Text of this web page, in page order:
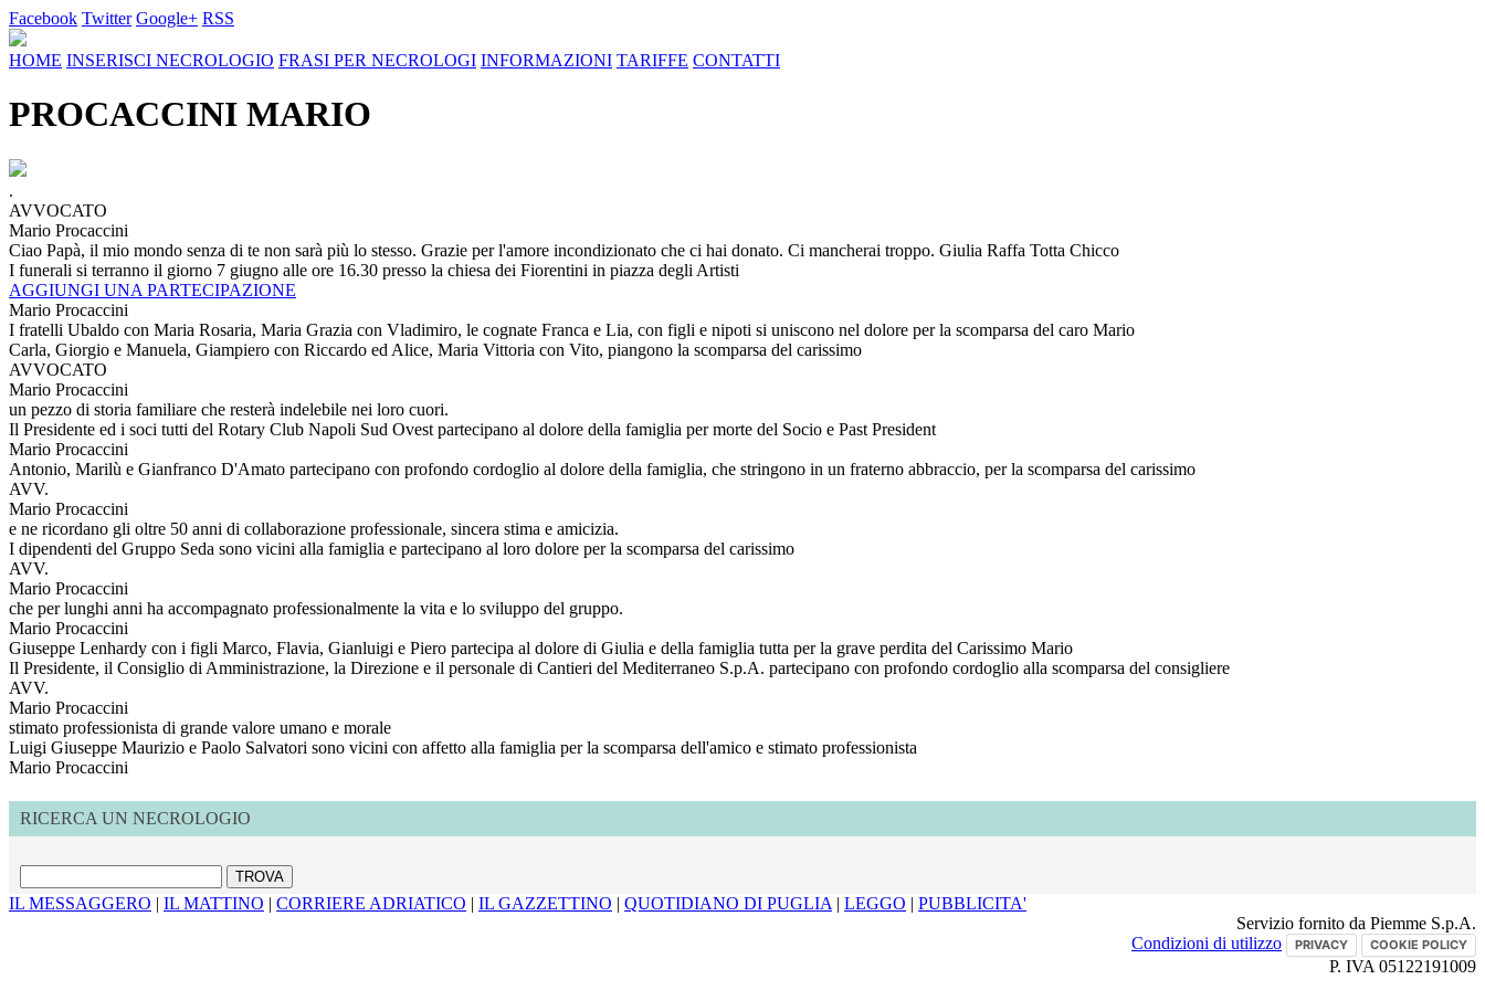
Facebook Twitter Google+ RSS
HOME INSERISCI NECROLOGIO FRASI PER NECROLOGI INFORMAZIONI TARIFFE CONTATTI
PROCACCINI MARIO
.
AVVOCATO
Mario Procaccini
Ciao Papà, il mio mondo senza di te non sarà più lo stesso. Grazie per l'amore incondizionato che ci hai donato. Ci mancherai troppo. Giulia Raffa Totta Chicco
I funerali si terranno il giorno 7 giugno alle ore 16.30 presso la chiesa dei Fiorentini in piazza degli Artisti
AGGIUNGI UNA PARTECIPAZIONE
Mario Procaccini
I fratelli Ubaldo con Maria Rosaria, Maria Grazia con Vladimiro, le cognate Franca e Lia, con figli e nipoti si uniscono nel dolore per la scomparsa del caro Mario
Carla, Giorgio e Manuela, Giampiero con Riccardo ed Alice, Maria Vittoria con Vito, piangono la scomparsa del carissimo
AVVOCATO
Mario Procaccini
un pezzo di storia familiare che resterà indelebile nei loro cuori.
Il Presidente ed i soci tutti del Rotary Club Napoli Sud Ovest partecipano al dolore della famiglia per morte del Socio e Past President
Mario Procaccini
Antonio, Marilù e Gianfranco D'Amato partecipano con profondo cordoglio al dolore della famiglia, che stringono in un fraterno abbraccio, per la scomparsa del carissimo
AVV.
Mario Procaccini
e ne ricordano gli oltre 50 anni di collaborazione professionale, sincera stima e amicizia.
I dipendenti del Gruppo Seda sono vicini alla famiglia e partecipano al loro dolore per la scomparsa del carissimo
AVV.
Mario Procaccini
che per lunghi anni ha accompagnato professionalmente la vita e lo sviluppo del gruppo.
Mario Procaccini
Giuseppe Lenhardy con i figli Marco, Flavia, Gianluigi e Piero partecipa al dolore di Giulia e della famiglia tutta per la grave perdita del Carissimo Mario
Il Presidente, il Consiglio di Amministrazione, la Direzione e il personale di Cantieri del Mediterraneo S.p.A. partecipano con profondo cordoglio alla scomparsa del consigliere
AVV.
Mario Procaccini
stimato professionista di grande valore umano e morale
Luigi Giuseppe Maurizio e Paolo Salvatori sono vicini con affetto alla famiglia per la scomparsa dell'amico e stimato professionista
Mario Procaccini
RICERCA UN NECROLOGIO
IL MESSAGGERO | IL MATTINO | CORRIERE ADRIATICO | IL GAZZETTINO | QUOTIDIANO DI PUGLIA| LEGGO | PUBBLICITA'
Servizio fornito da Piemme S.p.A.
Condizioni di utilizzo
PRIVACY COOKIE POLICY
P. IVA 05122191009